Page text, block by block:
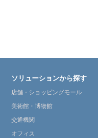
ソリューションから探す
店舗・ショッピングモール
美術館・博物館
交通機関
オフィス